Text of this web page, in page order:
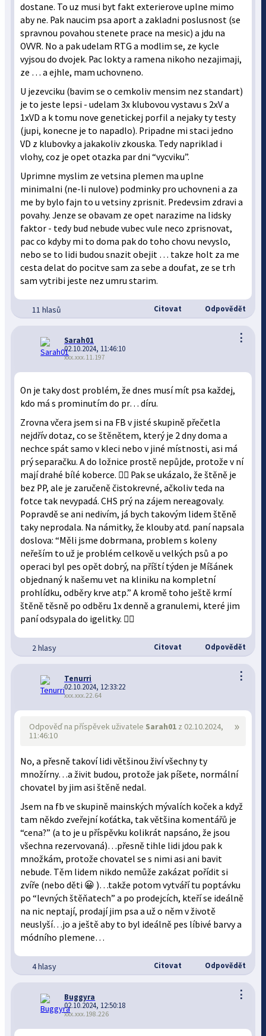
dostane. To uz musi byt fakt exterierove uplne mimo
aby ne. Pak naucim psa aport a zakladni poslusnost (se
spravnou povahou stenete prace na mesic) a jdu na
OVVR. No a pak udelam RTG a modlim se, ze kycle
vyjsou do dvojek. Pac lokty a ramena nikoho nezajimaji,
ze … a ejhle, mam uchovneno.
U jezevciku (bavim se o cemkoliv mensim nez standart)
je to jeste lepsi - udelam 3x klubovou vystavu s 2xV a
1xVD a k tomu nove genetickej porfil a nejaky ty testy
(jupi, konecne je to napadlo). Pripadne mi staci jedno
VD z klubovky a jakakoliv zkouska. Tedy napriklad i
vlohy, coz je opet otazka par dni “vycviku”.
Uprimne myslim ze vetsina plemen ma uplne
minimalni (ne-li nulove) podminky pro uchovneni a za
me by bylo fajn to u vetsiny zprisnit. Predevsim zdravi a
povahy. Jenze se obavam ze opet narazime na lidsky
faktor - tedy bud nebude vubec vule neco zprisnovat,
pac co kdyby mi to doma pak do toho chovu nevyslo,
nebo se to lidi budou snazit obejit … takze holt za me
cesta delat do pocitve sam za sebe a doufat, ze se trh
sam vytribi jeste nez umru starim.
11 hlasů Citovat Odpovědět
⋮
Sarah01
02.10.2024, 11:46:10
xxx.xxx.11.197
On je taky dost problém, že dnes musí mít psa každej,
kdo má s prominutím do pr… díru.
Zrovna včera jsem si na FB v jisté skupině přečetla
nejdřív dotaz, co se štěnětem, který je 2 dny doma a
nechce spát samo v kleci nebo v jiné místnosti, asi má
prý separačku. A do ložnice prostě nepůjde, protože v ní
mají drahé bílé koberce. 🤦‍♀️ Pak se ukázalo, že štěně je
bez PP, ale je zaručeně čistokrevné, ačkoliv teda na
fotce tak nevypadá. CHS prý na zájem nereagovaly.
Popravdě se ani nedivím, já bych takovým lidem štěně
taky neprodala. Na námitky, že klouby atd. paní napsala
doslova: “Měli jsme dobrmana, problem s koleny
neřeším to už je problém celkově u velkých psů a po
operaci byl pes opět dobrý, na příští týden je Míšánek
objednaný k našemu vet na kliniku na kompletní
prohlídku, odběry krve atp.” A kromě toho ještě krmí
štěně těsně po odběru 1x denně a granulemi, které jim
paní odsypala do igelitky. 🤦‍♀️
2 hlasy Citovat Odpovědět
⋮
Tenurri
02.10.2024, 12:33:22
xxx.xxx.22.64
»
Odpověď na příspěvek uživatele Sarah01 z 02.10.2024,
11:46:10
No, a přesně takoví lidi většinou živí všechny ty
množírny…a živit budou, protože jak píšete, normální
chovatel by jim asi štěně nedal.
Jsem na fb ve skupině mainských mývalích koček a když
tam někdo zveřejní koťátka, tak většina komentářů je
“cena?” (a to je u příspěvku kolikrát napsáno, že jsou
všechna rezervovaná)…přesně tihle lidi jdou pak k
množkám, protože chovatel se s nimi asi ani bavit
nebude. Těm lidem nikdo nemůže zakázat pořídit si
zvíře (nebo děti 😀 )…takže potom vytváří tu poptávku
po “levných štěňatech” a po prodejcích, kteří se ideálně
na nic neptají, prodají jim psa a už o něm v životě
neuslyší…jo a ještě aby to byl ideálně pes líbivé barvy a
módního plemene…
4 hlasy Citovat Odpovědět
⋮
Buggyra
02.10.2024, 12:50:18
xxx.xxx.198.226